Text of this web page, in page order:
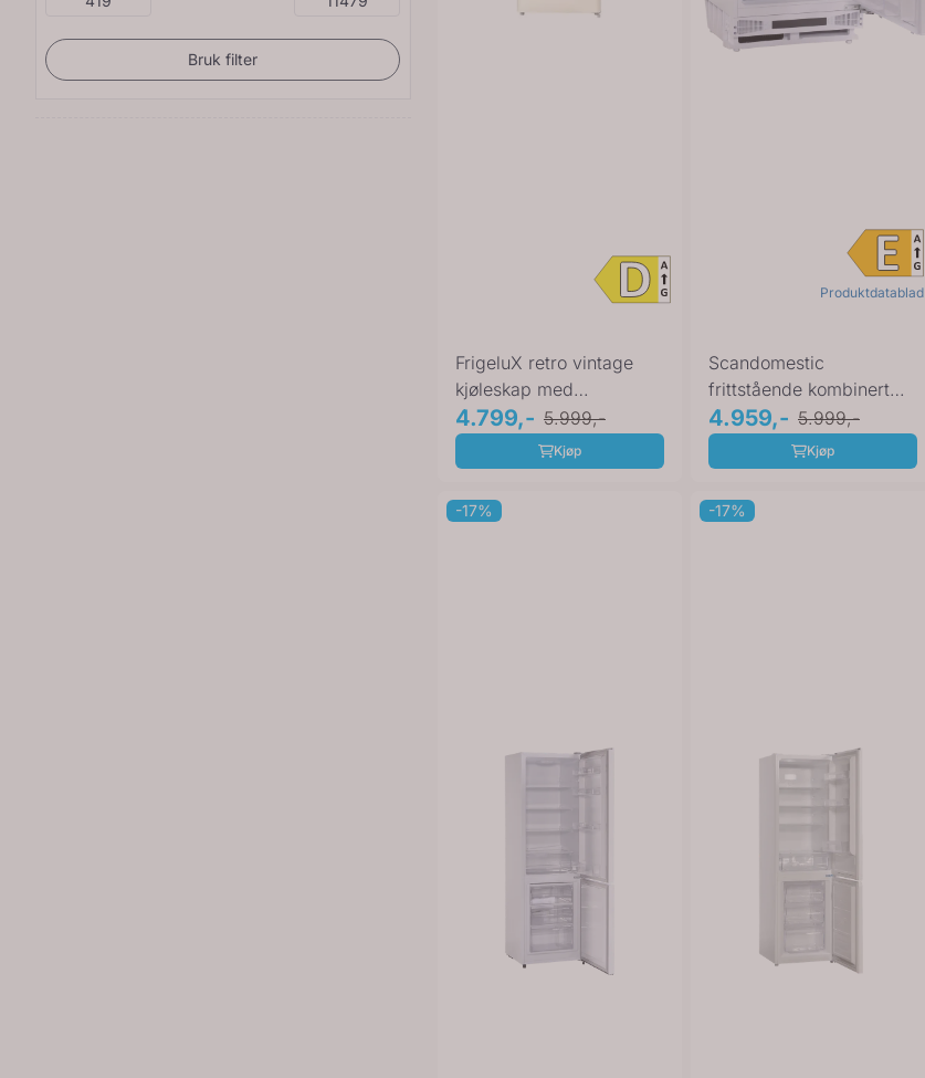
Bruk filter
FrigeluX retro vintage
kjøleskap med
innebygget frys creme
...
4.799,- 5.999,-
Kjøp
Produktdatablad
Scandomestic
frittstående kombinert
kjøl- og fryseskap hvit ...
4.959,- 5.999,-
Kjøp
-17% -17%